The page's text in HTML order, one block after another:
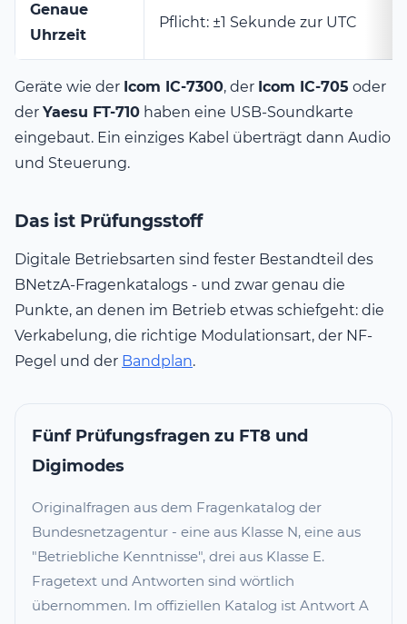
Genaue
Uhrzeit
Pflicht: ±1 Sekunde zur UTC
Geräte wie der Icom IC-7300, der Icom IC-705 oder
der Yaesu FT-710 haben eine USB-Soundkarte
eingebaut. Ein einziges Kabel überträgt dann Audio
und Steuerung.
Das ist Prüfungsstoff
Digitale Betriebsarten sind fester Bestandteil des
BNetzA-Fragenkatalogs - und zwar genau die
Punkte, an denen im Betrieb etwas schiefgeht: die
Verkabelung, die richtige Modulationsart, der NF-
Pegel und der Bandplan.
Fünf Prüfungsfragen zu FT8 und
Digimodes
Originalfragen aus dem Fragenkatalog der
Bundesnetzagentur - eine aus Klasse N, eine aus
"Betriebliche Kenntnisse", drei aus Klasse E.
Fragetext und Antworten sind wörtlich
übernommen. Im offiziellen Katalog ist Antwort A